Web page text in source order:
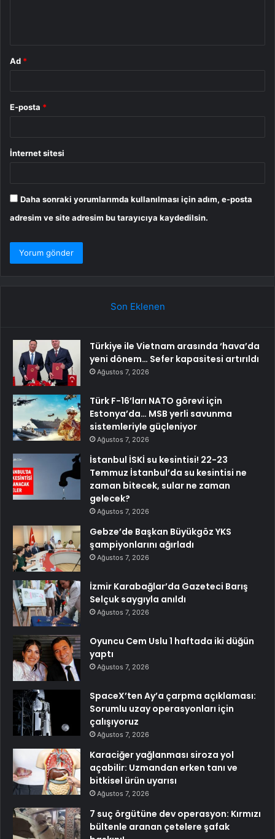
Ad *
E-posta *
İnternet sitesi
Daha sonraki yorumlarımda kullanılması için adım, e-posta
adresim ve site adresim bu tarayıcıya kaydedilsin.
Son Eklenen
Türkiye ile Vietnam arasında ‘hava’da
yeni dönem… Sefer kapasitesi artırıldı
Ağustos 7, 2026
Türk F-16’ları NATO görevi için
Estonya’da… MSB yerli savunma
sistemleriyle güçleniyor
Ağustos 7, 2026
İstanbul İSKİ su kesintisi! 22-23
Temmuz İstanbul’da su kesintisi ne
zaman bitecek, sular ne zaman
gelecek?
Ağustos 7, 2026
Gebze’de Başkan Büyükgöz YKS
şampiyonlarını ağırladı
Ağustos 7, 2026
İzmir Karabağlar’da Gazeteci Barış
Selçuk saygıyla anıldı
Ağustos 7, 2026
Oyuncu Cem Uslu 1 haftada iki düğün
yaptı
Ağustos 7, 2026
SpaceX’ten Ay’a çarpma açıklaması:
Sorumlu uzay operasyonları için
çalışıyoruz
Ağustos 7, 2026
Karaciğer yağlanması siroza yol
açabilir: Uzmandan erken tanı ve
bitkisel ürün uyarısı
Ağustos 7, 2026
7 suç örgütüne dev operasyon: Kırmızı
bültenle aranan çetelere şafak